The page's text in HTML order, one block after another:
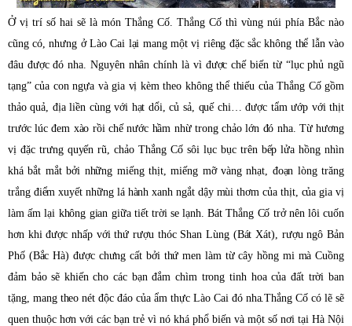
Ở vị trí số hai sẽ là món Thắng Cố. Thắng Cố thì vùng núi phía Bắc nào
cũng có, nhưng ở Lào Cai lại mang một vị riêng đặc sắc không thể lẫn vào
đâu được đó nha. Nguyên nhân chính là vì được chế biến từ “lục phủ ngũ
tạng” của con ngựa và gia vị kèm theo không thể thiếu của Thắng Cố gồm
thảo quả, địa liền cùng với hạt dổi, củ sả, quế chi… được tẩm ướp với thịt
trước lúc đem xào rồi chế nước hầm nhừ trong chảo lớn đó nha. Từ hương
vị đặc trưng quyến rũ, chảo Thắng Cố sôi lục bục trên bếp lửa hồng nhìn
khá bắt mắt bởi những miếng thịt, miếng mỡ vàng nhạt, đoạn lòng trăng
trắng điểm xuyết những lá hành xanh ngắt dậy mùi thơm của thịt, của gia vị
làm ấm lại không gian giữa tiết trời se lạnh. Bát Thắng Cố trở nên lôi cuốn
hơn khi được nhấp với thứ rượu thóc Shan Lùng (Bát Xát), rượu ngô Bản
Phố (Bắc Hà) được chưng cất bởi thứ men làm từ cây hồng mi mà Cuồng
đảm bảo sẽ khiến cho các bạn đắm chìm trong tinh hoa của đất trời ban
tặng, mang theo nét độc đáo của ẩm thực Lào Cai đó nha.Thắng Cố có lẽ sẽ
quen thuộc hơn với các bạn trẻ vì nó khá phổ biến và một số nơi tại Hà Nội